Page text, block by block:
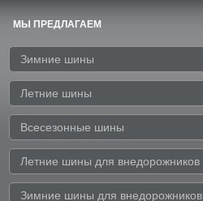
МЫ ПРЕДЛАГАЕМ
Зимние шины
Летние шины
Всесезонные шины
Летние шины для внедорожников
Зимние шины для внедорожников